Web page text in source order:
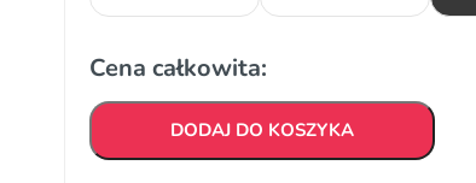
Cena całkowita:
DODAJ DO KOSZYKA